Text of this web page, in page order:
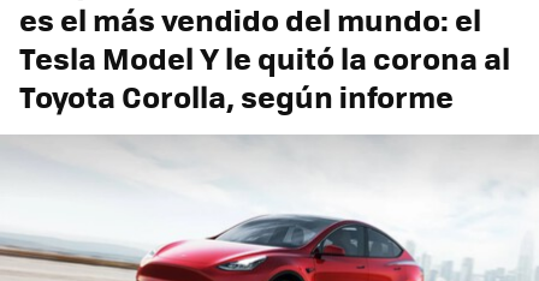
es el más vendido del mundo: el
Tesla Model Y le quitó la corona al
Toyota Corolla, según informe